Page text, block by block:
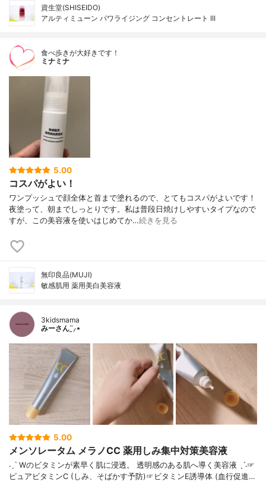
資生堂(SHISEIDO)
アルティミューン パワライジング コンセントレート III
食べ歩きが大好きです！
ミナミナ
5.00
コスパがよい！
ワンプッシュで顔全体と首まで塗れるので、とてもコスパがよいです！
夜塗って、朝までしっとりです。私は普段日焼けしやすいタイプなので
すが、この美容液を使いはじめてか…続きを見る
無印良品(MUJI)
敏感肌用 薬用美白美容液
3kidsmama
みーさん¨̮⸝⋆
5.00
メンソレータム メラノCC 薬用しみ集中対策美容液
˗ˏˋ Wのビタミンが素早く肌に浸透。 透明感のある肌へ導く美容液 ˎˊ˗☞
ピュアビタミンC (しみ、そばかす予防)☞ビタミンE誘導体 (血行促進…